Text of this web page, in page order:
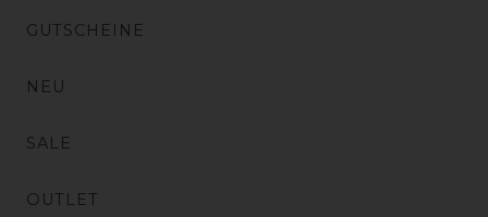
GUTSCHEINE
NEU
SALE
OUTLET